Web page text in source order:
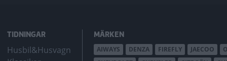
TIDNINGAR
Husbil&Husvagn
MÄRKEN
AIWAYS DENZA FIREFLY JAECOO